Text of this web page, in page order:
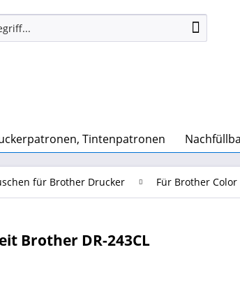
Tintenpatronen
für Brother Drucker Für Brother
Brother DR-243CL